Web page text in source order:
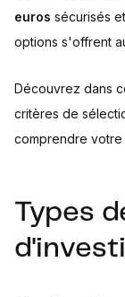
Analyse
en euros
Comment
euros sécurisés
options s'offrent
Découvrez dans
critères de
comprendre votre
Types